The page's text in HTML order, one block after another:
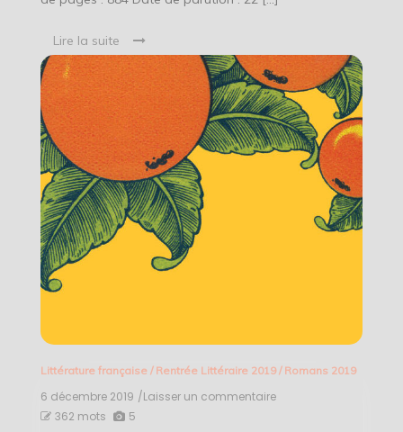
Lire la suite
Littérature française/ Rentrée Littéraire 2019/ Romans 2019
6 décembre 2019 /Laisser un commentaireon
362 mots 5